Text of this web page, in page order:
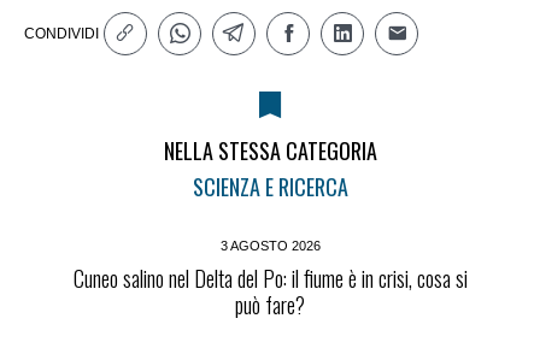
CONDIVIDI
NELLA STESSA CATEGORIA
SCIENZA E RICERCA
3 AGOSTO 2026
Cuneo salino nel Delta del Po: il fiume è in crisi, cosa si
può fare?